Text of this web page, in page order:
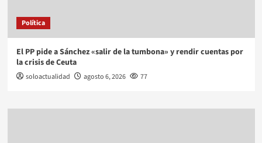
Política
El PP pide a Sánchez «salir de la tumbona» y rendir cuentas por
la crisis de Ceuta
soloactualidad agosto 6, 2026 77